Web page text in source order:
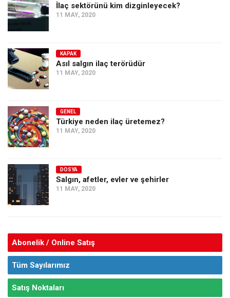
Dosyalar
İlaç sektörünü kim dizginleyecek?
11 MAY, 2020
KAPAK
Asıl salgın ilaç terörüdür
11 MAY, 2020
GENEL
Türkiye neden ilaç üretemez?
11 MAY, 2020
DOSYA
Salgın, afetler, evler ve şehirler
11 MAY, 2020
Abonelik / Online Satış
Tüm Sayılarımız
Satış Noktaları